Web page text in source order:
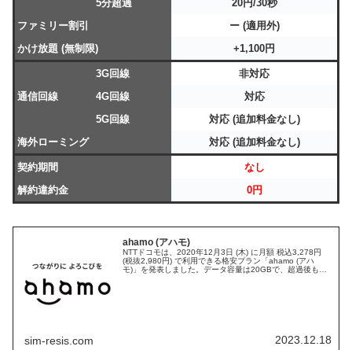
5分超過
20円/30秒
ファミリー割引
ー (適用外)
かけ放題 (無制限)
+1,100円
通信回線
3G回線
非対応
4G回線
対応
5G回線
対応 (追加料金なし)
海外ローミング
対応 (追加料金なし)
契約期間
なし
解約違約金
0円
ahamo (アハモ)
NTTドコモは、2020年12月3日 (木) に月額 税込3,278円
(税抜2,980円) で利用できる格安プラン「ahamo (アハ
モ)」を発表しました。データ容量は20GBで、超過後も最
sim-resis.com 2023.12.18